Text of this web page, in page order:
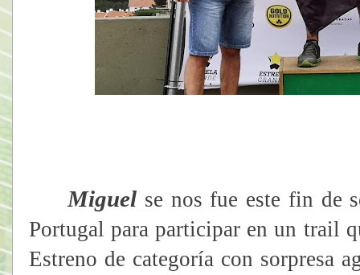
Miguel se nos fue este fin de
Portugal para participar en un trail
Estreno de categoría con sorpresa